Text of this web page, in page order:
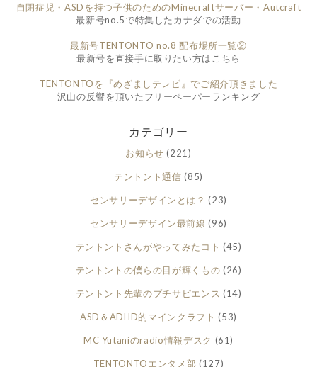
自閉症児・ASDを持つ子供のためのMinecraftサーバー・Autcraft
最新号no.5で特集したカナダでの活動
最新号TENTONTO no.8 配布場所一覧②
最新号を直接手に取りたい方はこちら
TENTONTOを『めざましテレビ』でご紹介頂きました
沢山の反響を頂いたフリーペーパーランキング
カテゴリー
お知らせ (221)
テントント通信 (85)
センサリーデザインとは？ (23)
センサリーデザイン最前線 (96)
テントントさんがやってみたコト (45)
テントントの僕らの目が輝くもの (26)
テントント先輩のプチサピエンス (14)
ASD＆ADHD的マインクラフト (53)
MC Yutaniのradio情報デスク (61)
TENTONTOエンタメ部 (127)